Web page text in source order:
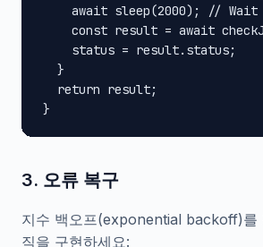
await sleep(2000); // Wait
const result = await
    status = result.status;
  }
  return result;
}
3. 오류 복구
지수 백오프(exponential backoff)를
직을 구현하세요: